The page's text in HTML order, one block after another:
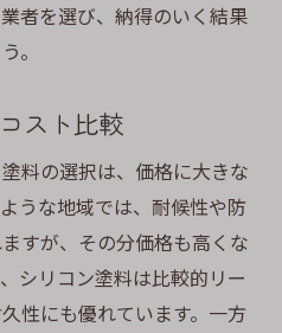
者を選び、納得のいく結果
。
スト比較
料の選択は、価格に大きな
うな地域では、耐候性や防
すが、その分価格も高くな
シリコン塗料は比較的リー
性にも優れています。一方